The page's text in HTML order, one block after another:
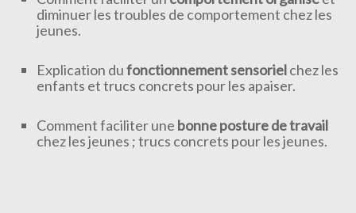
diminuer les troubles de comportement chez les
jeunes.
Explication dufonctionnement sensorielchez les
enfants et trucs concrets pour les apaiser.
Comment faciliter une bonne posture de travail
chez les jeunes ; trucs concrets pour les jeunes.